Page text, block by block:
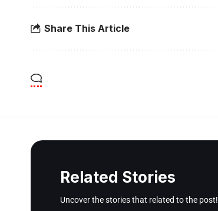
Share This Article
Related Stories
Uncover the stories that related to the post!